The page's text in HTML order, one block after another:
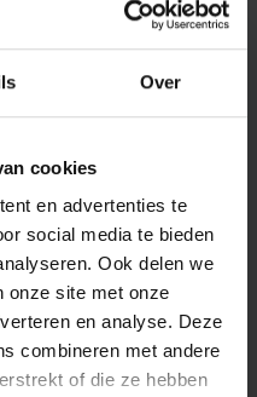
Over
cookies
en advertenties te
social media te bieden
Ook delen we
onze site met onze
en analyse. Deze
combineren met andere
of die ze hebben
woningen
scherpe prijs van
obv grondprijs).